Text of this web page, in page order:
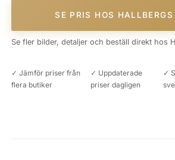
SE PRIS HOS HALLBERGS
Se fler bilder, detaljer och beställ direkt hos
✓ Jämför priser från
flera butiker
✓ Uppdaterade
priser dagligen
✓